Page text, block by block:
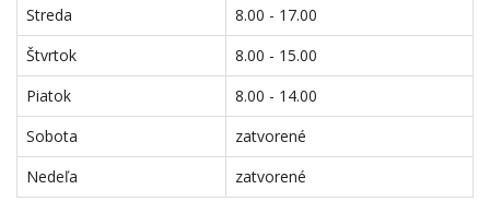
Streda
8.00 - 17.00
Štvrtok
8.00 - 15.00
Piatok
8.00 - 14.00
Sobota
zatvorené
Nedeľa
zatvorené